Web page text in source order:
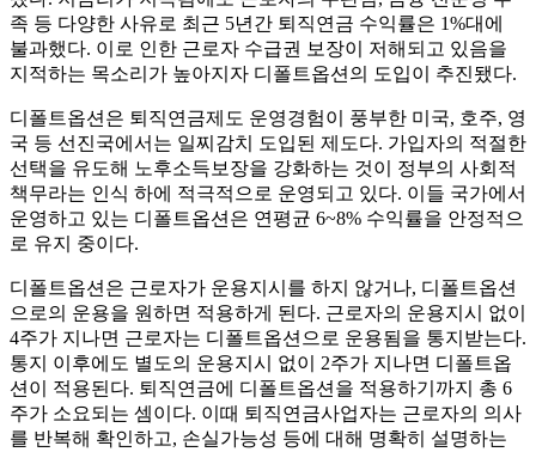
족 등 다양한 사유로 최근 5년간 퇴직연금 수익률은 1%대에
불과했다. 이로 인한 근로자 수급권 보장이 저해되고 있음을
지적하는 목소리가 높아지자 디폴트옵션의 도입이 추진됐다.
디폴트옵션은 퇴직연금제도 운영경험이 풍부한 미국, 호주, 영
국 등 선진국에서는 일찌감치 도입된 제도다. 가입자의 적절한
선택을 유도해 노후소득보장을 강화하는 것이 정부의 사회적
책무라는 인식 하에 적극적으로 운영되고 있다. 이들 국가에서
운영하고 있는 디폴트옵션은 연평균 6~8% 수익률을 안정적으
로 유지 중이다.
디폴트옵션은 근로자가 운용지시를 하지 않거나, 디폴트옵션
으로의 운용을 원하면 적용하게 된다. 근로자의 운용지시 없이
4주가 지나면 근로자는 디폴트옵션으로 운용됨을 통지받는다.
통지 이후에도 별도의 운용지시 없이 2주가 지나면 디폴트옵
션이 적용된다. 퇴직연금에 디폴트옵션을 적용하기까지 총 6
주가 소요되는 셈이다. 이때 퇴직연금사업자는 근로자의 의사
를 반복해 확인하고, 손실가능성 등에 대해 명확히 설명하는